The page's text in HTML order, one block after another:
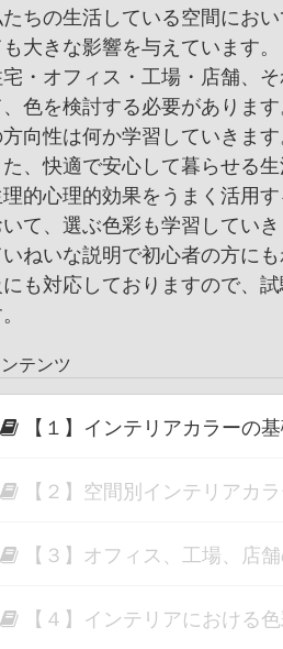
ちの生活している空間にお
大きな影響を与えています。
・オフィス・工場・店舗、
色を検討する必要がありま
向性は何か学習していきます
た、快適で安心して暮らせる
的心理的効果をうまく活用
て、選ぶ色彩も学習していき
ねいな説明で初心者の方に
も対応しておりますので、
テンツ
【１】インテリアカラーの
【２】空間別インテリアカ
【３】オフィス、工場、店
【４】インテリアにおける